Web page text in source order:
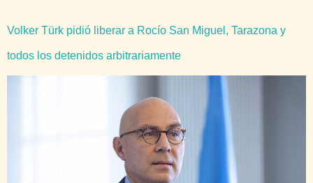
Volker Türk pidió liberar a Rocío San Miguel, Tarazona y
todos los detenidos arbitrariamente